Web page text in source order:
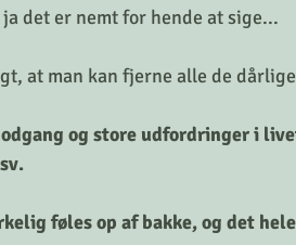
det er nemt for hende at sige...
at man kan fjerne alle de
og store udfordringer i
føles op af bakke, og det